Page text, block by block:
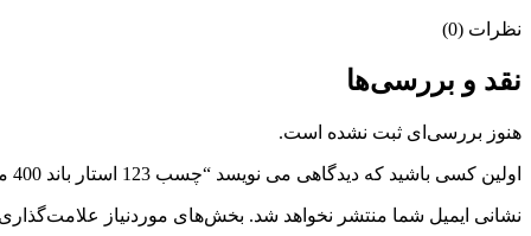
نظرات (0)
نقد و بررسی‌ها
هنوز بررسی‌ای ثبت نشده است.
اولین کسی باشید که دیدگاهی می نویسد “چسب 123 استار باند 400 میلی لیتر”
نشانی ایمیل شما منتشر نخواهد شد. بخش‌های موردنیاز